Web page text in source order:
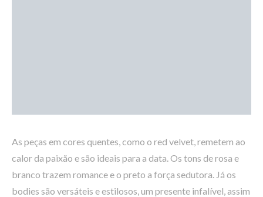
As peças em cores quentes, como o red velvet, remetem ao
calor da paixão e são ideais para a data. Os tons de rosa e
branco trazem romance e o preto a força sedutora. Já os
bodies são versáteis e estilosos, um presente infalível, assim